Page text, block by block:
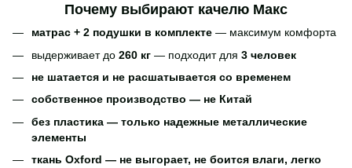
Почему выбирают качелю Макс
матрас + 2 подушки в комплекте — максимум комфорта
выдерживает до 260 кг — подходит для 3 человек
не шатается и не расшатывается со временем
собственное производство — не Китай
без пластика — только надежные металлические
элементы
ткань Oxford — не выгорает, не боится влаги, легко